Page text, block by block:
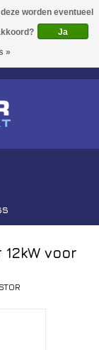
0 Artikelen - €0,00
voor
Ja
»